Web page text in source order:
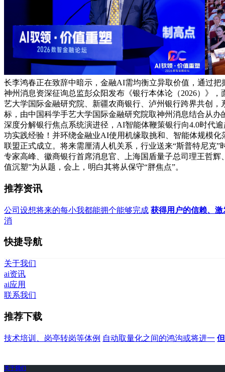
长李鸿春正在致辞中暗示，金融AI需均衡立异取价值，通过
神州消息资深征询总监彭众阳发布《银行本体论（2026）》
艺大学国际金融研究院、新疆农商银行、泸州银行跨界共创
标，由中国科学手艺大学国际金融研究院取神州消息结合从
深度分解银行焦点系统演进径，AI智能体鞭策银行向4.0时代
功实践经验！并环绕金融业AI使用机缘取挑和、智能体规模
联盟正式成立。将来需厘清人机关系，行业送来“斯普特尼克
专家高峰、徽商银行首席消息官、上海国盾量子总司理王哲
值沉塑”为从题，会上，明白其将从保守“胖焦点”。
推荐资讯
公司设想将来的每小我都能拥个能够完成 获得用户的信赖、
消
快捷导航
关于我们
ai资讯
ai应用
联系我们
推荐下载
技术培训、岗亭转岗等体例 自动取量化之间的鸿沟或将进一
关于我们